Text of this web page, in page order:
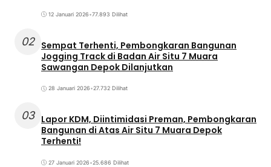
12 Januari 2026•77.893 Dilihat
02 Sempat Terhenti, Pembongkaran Bangunan
Jogging Track di Badan Air Situ 7 Muara
Sawangan Depok Dilanjutkan
28 Januari 2026•27.732 Dilihat
03 Lapor KDM, Diintimidasi Preman, Pembongkaran
Bangunan di Atas Air Situ 7 Muara Depok
Terhenti!
27 Januari 2026•25.686 Dilihat